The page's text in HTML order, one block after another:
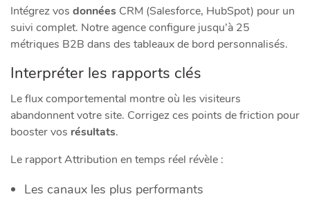
Intégrez vos données CRM (Salesforce, HubSpot) pour un
suivi complet. Notre agence configure jusqu’à 25
métriques B2B dans des tableaux de bord personnalisés.
Interpréter les rapports clés
Le flux comportemental montre où les visiteurs
abandonnent votre site. Corrigez ces points de friction pour
booster vos résultats.
Le rapport Attribution en temps réel révèle :
Les canaux les plus performants